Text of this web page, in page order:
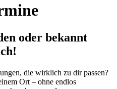
oder bekannt
die wirklich zu dir passen?
Ort – ohne endlos